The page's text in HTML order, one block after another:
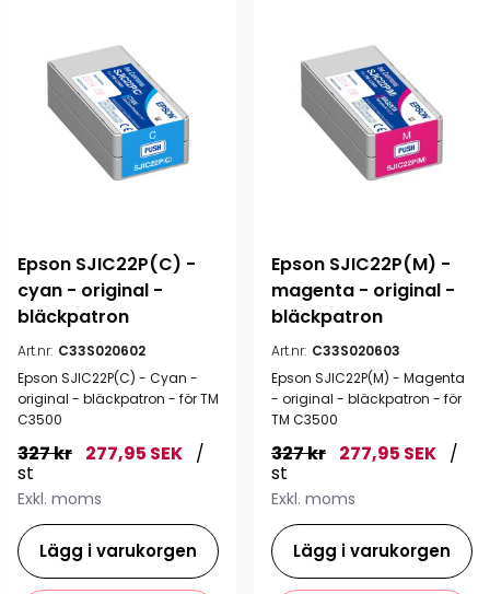
Epson SJIC22P(C) -
cyan - original -
bläckpatron
Art.nr: C33S020602
Epson SJIC22P(C) - Cyan -
original - bläckpatron - för TM
C3500
327 kr 277,95 SEK /
st
Exkl. moms
Lägg i varukorgen
Epson SJIC22P(M) -
magenta - original -
bläckpatron
Art.nr: C33S020603
Epson SJIC22P(M) - Magenta
- original - bläckpatron - för
TM C3500
327 kr 277,95 SEK /
st
Exkl. moms
Lägg i varukorgen